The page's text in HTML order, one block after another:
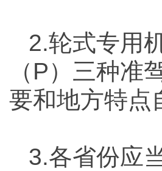
2.轮式专用
（P）三种准
要和地方特点
3.各省份应